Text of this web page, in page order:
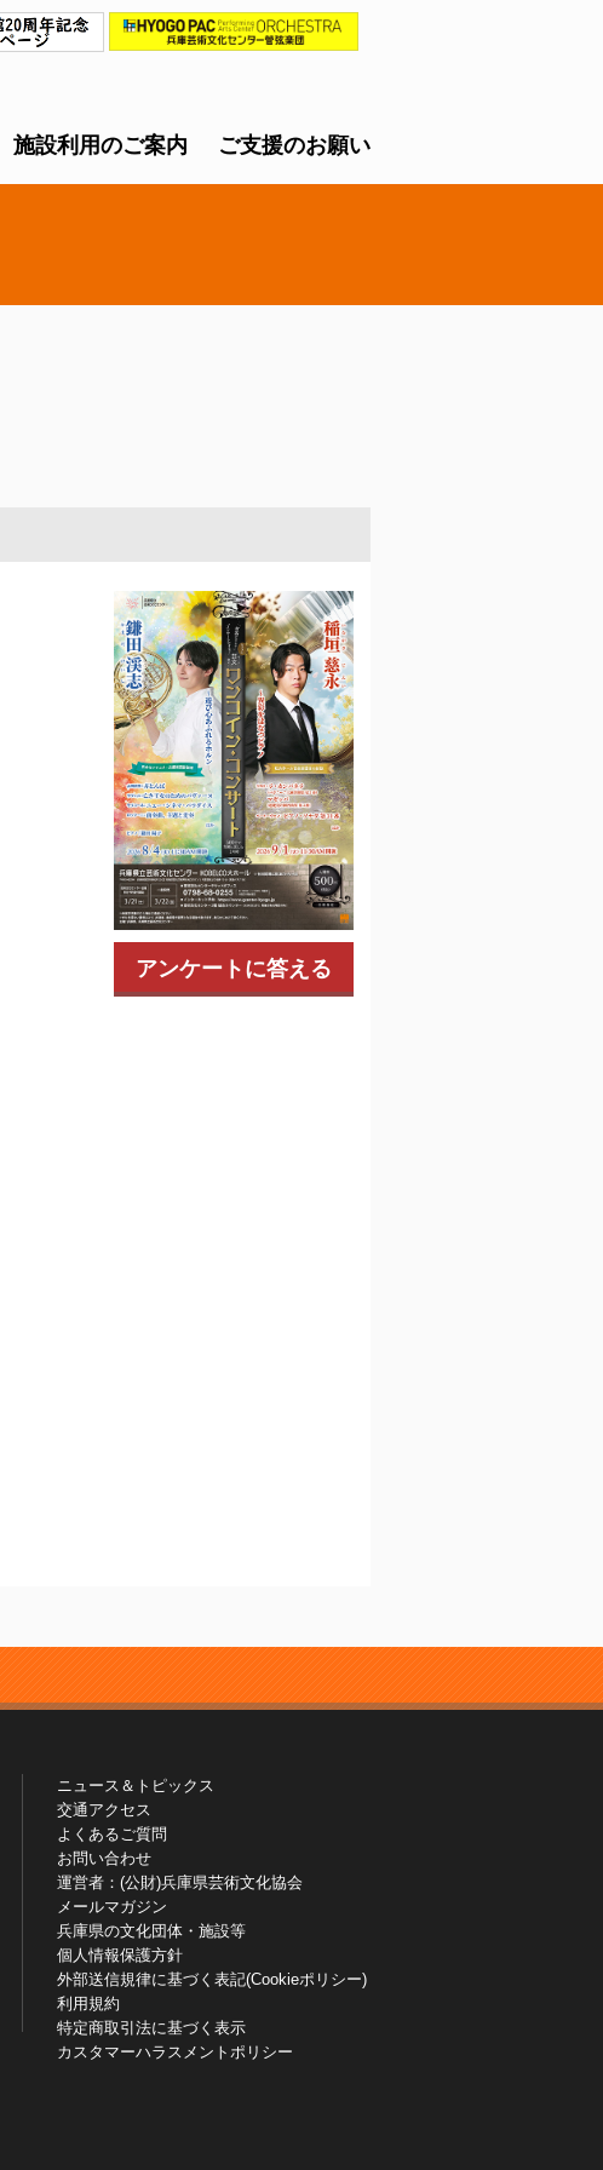
施設利用のご案内 ご支援のお願い
アンケートに答える
ニュース＆トピックス
交通アクセス
よくあるご質問
お問い合わせ
運営者：(公財)兵庫県芸術文化協会
メールマガジン
兵庫県の文化団体・施設等
個人情報保護方針
外部送信規律に基づく表記(Cookieポリシー)
利用規約
特定商取引法に基づく表示
カスタマーハラスメントポリシー